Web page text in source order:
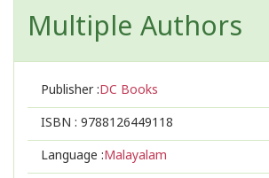
Multiple Authors
Publisher :DC Books
ISBN : 9788126449118
Language :Malayalam